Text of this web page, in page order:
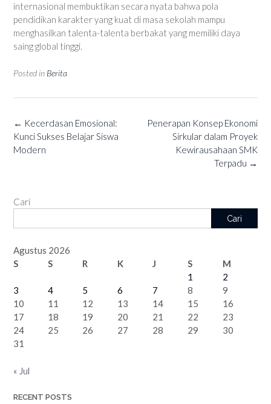
internasional membuktikan secara nyata bahwa pola
pendidikan karakter yang kuat di masa sekolah mampu
menghasilkan talenta-talenta berbakat yang memiliki daya
saing global tinggi.
Posted in Berita
Post
navigation
Penerapan Konsep Ekonomi
Sirkular dalam Proyek
Kewirausahaan SMK
Terpadu →
← Kecerdasan Emosional:
Kunci Sukses Belajar Siswa
Modern
Cari
Cari
Agustus 2026
S
S R K J S
M
1
2
3
4 5 6 7 8
9
10
11 12 13 14 15
16
17
18 19 20 21 22
23
24
25 26 27 28 29
30
31
« Jul
RECENT POSTS